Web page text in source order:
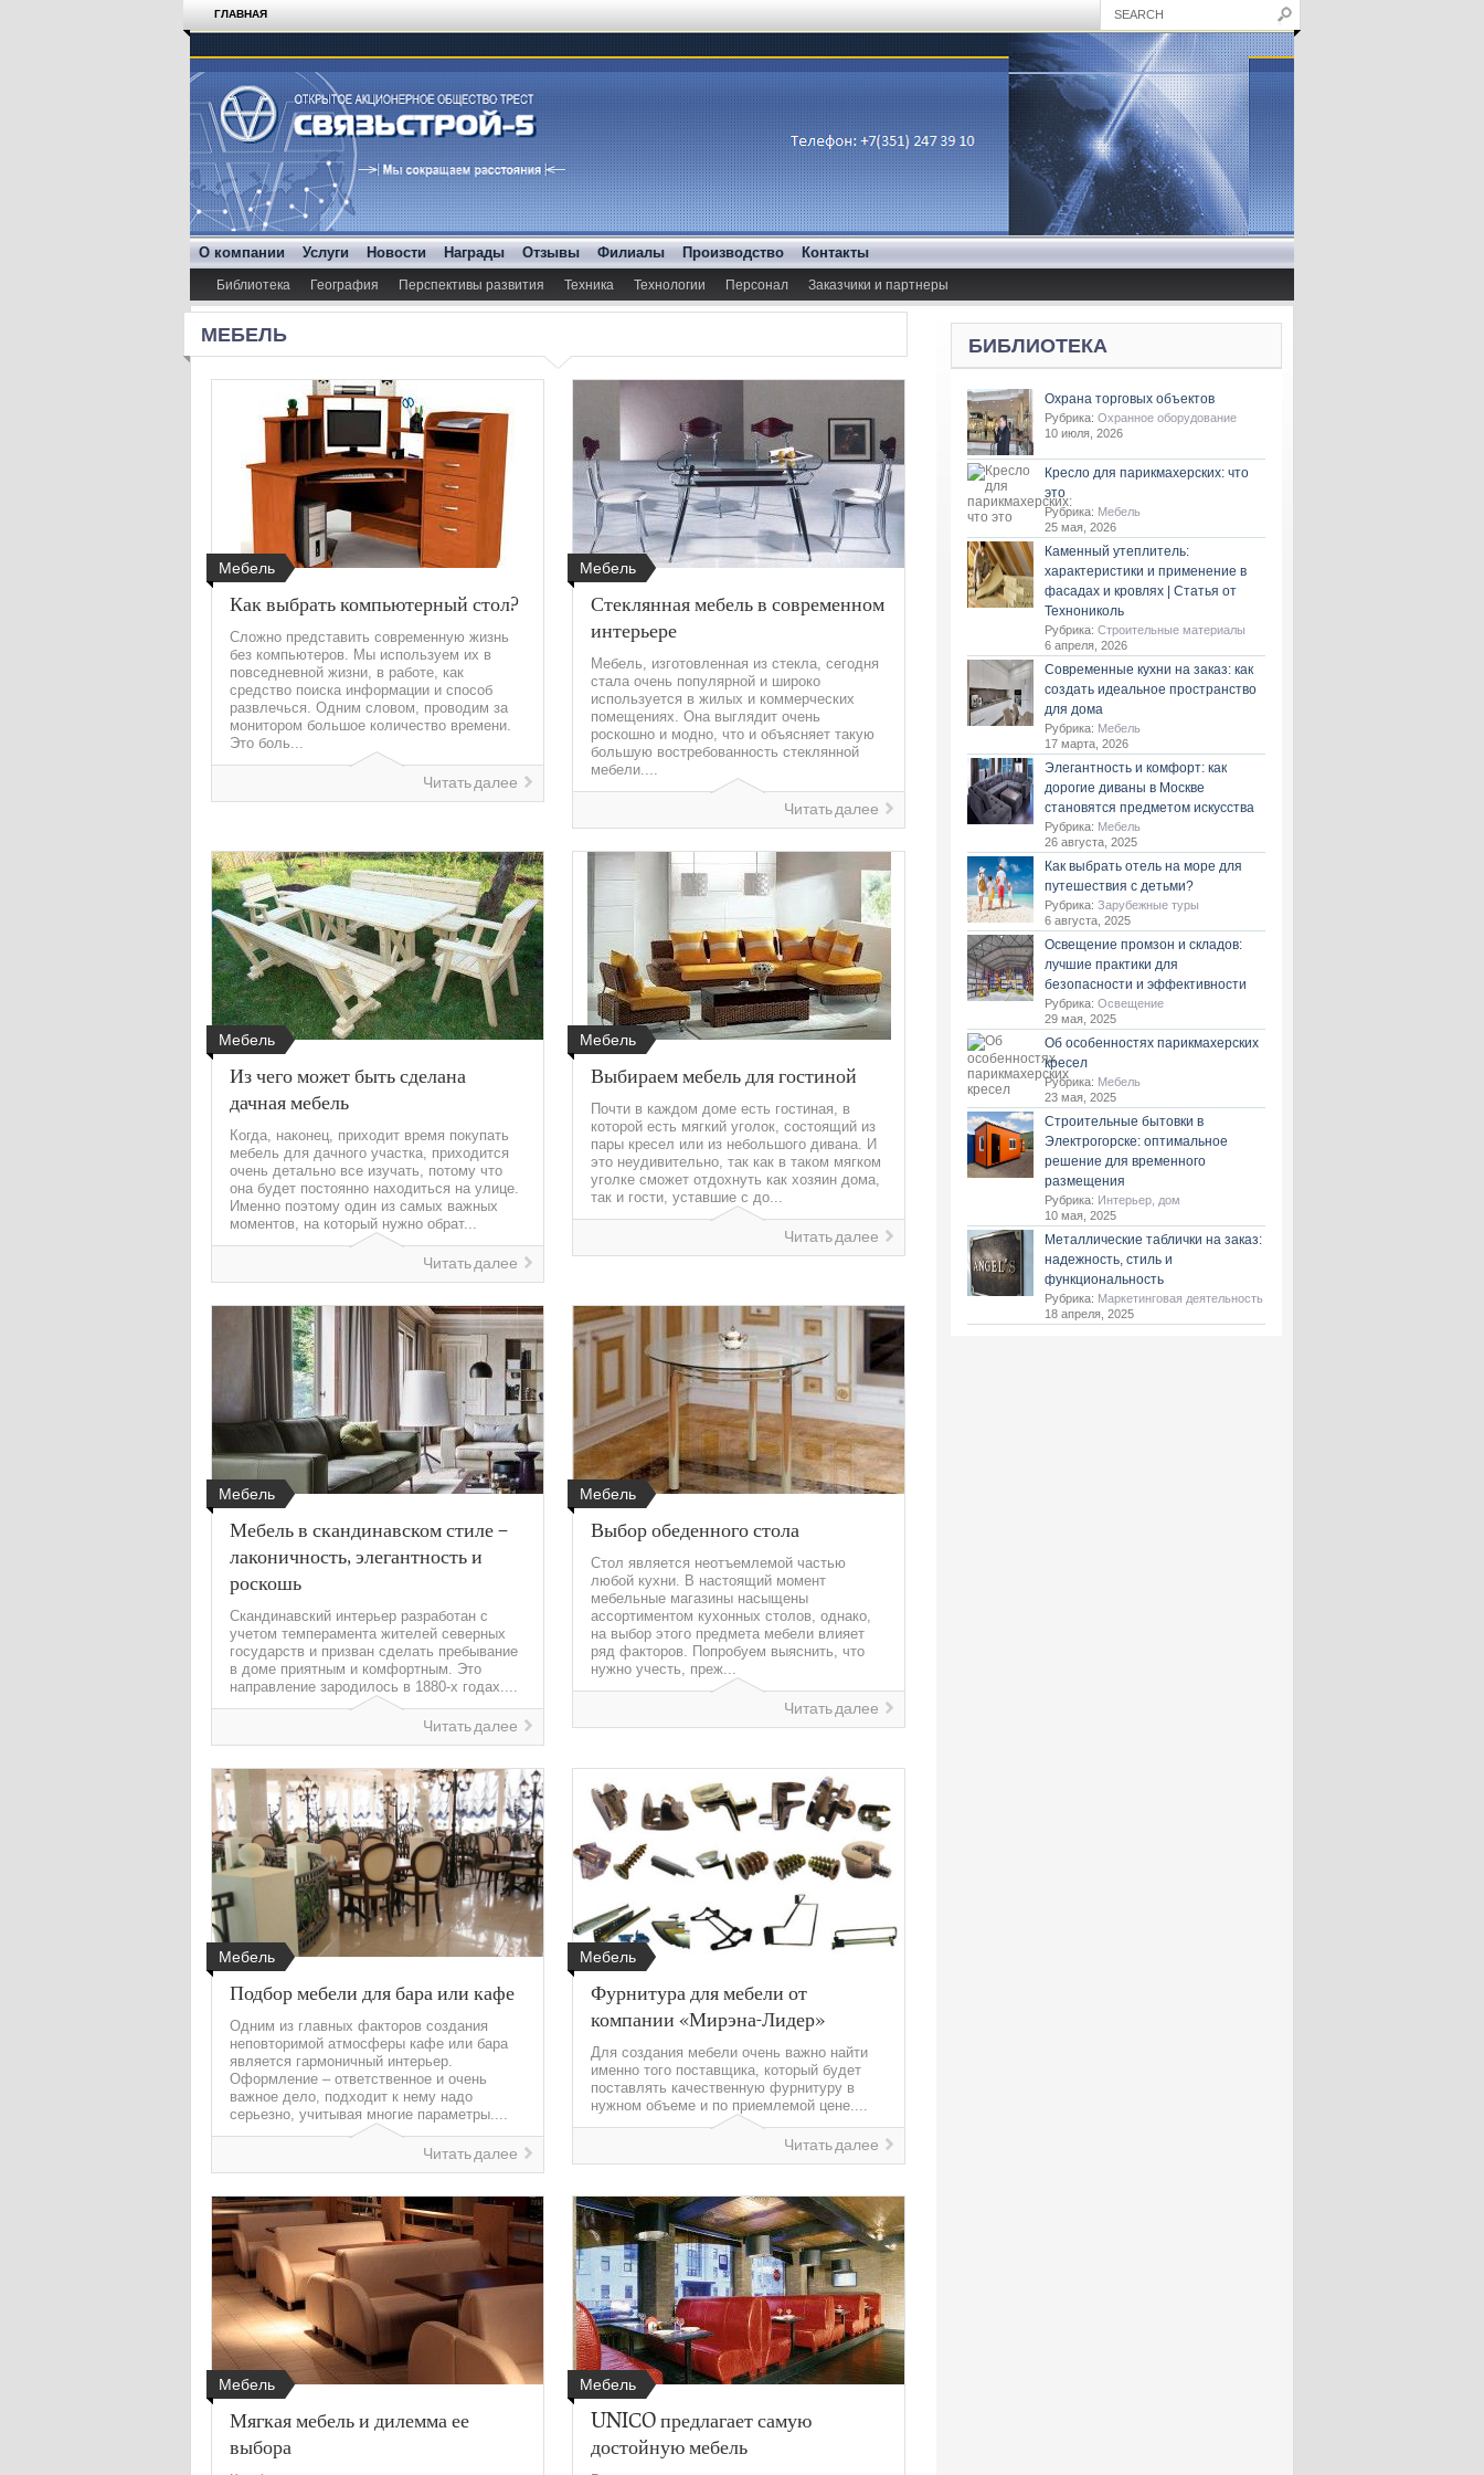
ГЛАВНАЯ
О компании Услуги Новости Награды Отзывы Филиалы Производство Контакты
Библиотека География Перспективы развития Техника Технологии Персонал Заказчики и партнеры
МЕБЕЛЬ
Мебель
Как выбрать компьютерный стол?
Сложно представить современную жизнь
без компьютеров. Мы используем их в
повседневной жизни, в работе, как
средство поиска информации и способ
развлечься. Одним словом, проводим за
монитором большое количество времени.
Это боль...
Читать далее
Мебель
Стеклянная мебель в современном
интерьере
Мебель, изготовленная из стекла, сегодня
стала очень популярной и широко
используется в жилых и коммерческих
помещениях. Она выглядит очень
роскошно и модно, что и объясняет такую
большую востребованность стеклянной
мебели....
Читать далее
Мебель
Из чего может быть сделана
дачная мебель
Когда, наконец, приходит время покупать
мебель для дачного участка, приходится
очень детально все изучать, потому что
она будет постоянно находиться на улице.
Именно поэтому один из самых важных
моментов, на который нужно обрат...
Читать далее
Мебель
Выбираем мебель для гостиной
Почти в каждом доме есть гостиная, в
которой есть мягкий уголок, состоящий из
пары кресел или из небольшого дивана. И
это неудивительно, так как в таком мягком
уголке сможет отдохнуть как хозяин дома,
так и гости, уставшие с до...
Читать далее
Мебель
Мебель в скандинавском стиле –
лаконичность, элегантность и
роскошь
Скандинавский интерьер разработан с
учетом темперамента жителей северных
государств и призван сделать пребывание
в доме приятным и комфортным. Это
направление зародилось в 1880-х годах....
Читать далее
Мебель
Выбор обеденного стола
Стол является неотъемлемой частью
любой кухни. В настоящий момент
мебельные магазины насыщены
ассортиментом кухонных столов, однако,
на выбор этого предмета мебели влияет
ряд факторов. Попробуем выяснить, что
нужно учесть, преж...
Читать далее
Мебель
Подбор мебели для бара или кафе
Одним из главных факторов создания
неповторимой атмосферы кафе или бара
является гармоничный интерьер.
Оформление – ответственное и очень
важное дело, подходит к нему надо
серьезно, учитывая многие параметры....
Читать далее
Мебель
Фурнитура для мебели от
компании «Мирэна-Лидер»
Для создания мебели очень важно найти
именно того поставщика, который будет
поставлять качественную фурнитуру в
нужном объеме и по приемлемой цене....
Читать далее
Мебель
Мягкая мебель и дилемма ее
выбора
Мебель
UNICO предлагает самую
достойную мебель
БИБЛИОТЕКА
Охрана торговых объектов
Рубрика: Охранное оборудование
10 июля, 2026
Кресло для парикмахерских: что
это
Рубрика: Мебель
25 мая, 2026
Каменный утеплитель:
характеристики и применение в
фасадах и кровлях | Статья от
Технониколь
Рубрика: Строительные материалы
6 апреля, 2026
Современные кухни на заказ: как
создать идеальное пространство
для дома
Рубрика: Мебель
17 марта, 2026
Элегантность и комфорт: как
дорогие диваны в Москве
становятся предметом искусства
Рубрика: Мебель
26 августа, 2025
Как выбрать отель на море для
путешествия с детьми?
Рубрика: Зарубежные туры
6 августа, 2025
Освещение промзон и складов:
лучшие практики для
безопасности и эффективности
Рубрика: Освещение
29 мая, 2025
Об особенностях парикмахерских
кресел
Рубрика: Мебель
23 мая, 2025
Строительные бытовки в
Электрогорске: оптимальное
решение для временного
размещения
Рубрика: Интерьер, дом
10 мая, 2025
Металлические таблички на заказ:
надежность, стиль и
функциональность
Рубрика: Маркетинговая деятельность
18 апреля, 2025